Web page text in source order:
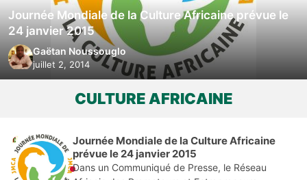
Journée Mondiale de la Culture Africaine prévue le
24 janvier 2015
Gaëtan Noussouglo
juillet 2, 2014
CULTURE AFRICAINE
Journée Mondiale de la Culture Africaine
prévue le 24 janvier 2015
Dans un Communiqué de Presse, le Réseau